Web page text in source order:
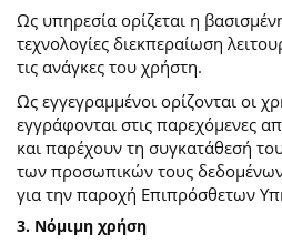
Ως υπηρεσία ορίζεται η
τεχνολογίες διεκπεραίωση
τις ανάγκες του χρήστη.
Ως εγγεγραμμένοι ορίζονται οι
εγγράφονται στις παρεχόμενες
και παρέχουν τη συγκατάθεσή
των προσωπικών τους δεδομένων
για την παροχή Επιπρόσθετων
3. Νόμιμη χρήση